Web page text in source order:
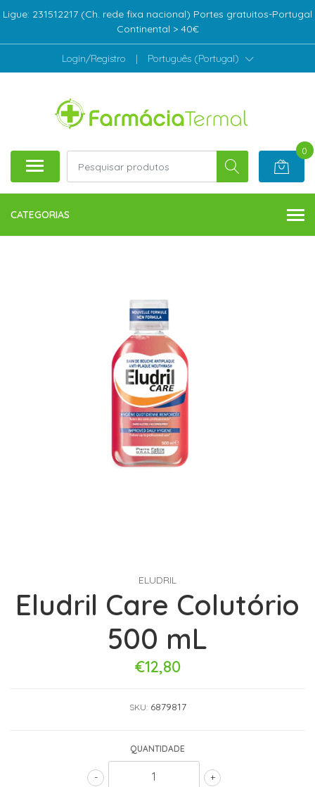
Ligue: 231512217 (Ch. rede fixa nacional) Portes gratuitos-Portugal
Continental > 40€
Login/Registro | Português (Portugal)
0
CATEGORIAS
ELUDRIL
Eludril Care Colutório
500 mL
€12,80
SKU: 6879817
QUANTIDADE
+
-